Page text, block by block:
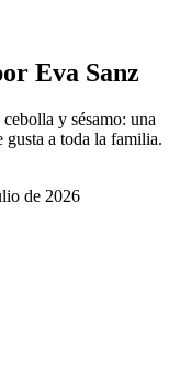
Eva Sanz
y sésamo: una
gusta a toda la familia.
de 2026